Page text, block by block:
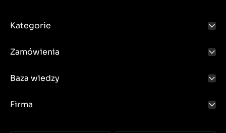
Kategorie
Zamówienia
Baza wiedzy
Firma